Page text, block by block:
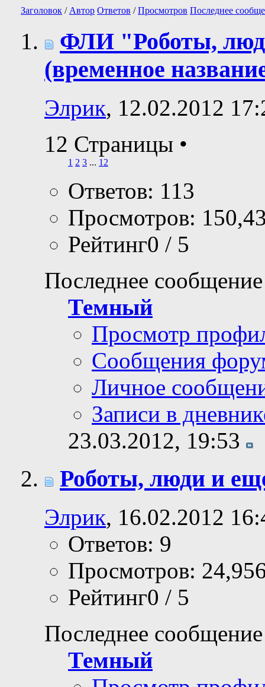
Заголовок / Автор Ответов /Просмотров Последнее
ФЛИ "Роботы,
(временное
Элрик, 12.02.2012
12 Страницы •
1 2 3 ... 12
Ответов: 113
Просмотров:
Рейтинг0 / 5
Последнее
Темный
Просмотр
Сообщения
Личное
Записи в
23.03.2012, 19:53
Роботы, люди и
Элрик, 16.02.2012
Ответов: 9
Просмотров:
Рейтинг0 / 5
Последнее
Темный